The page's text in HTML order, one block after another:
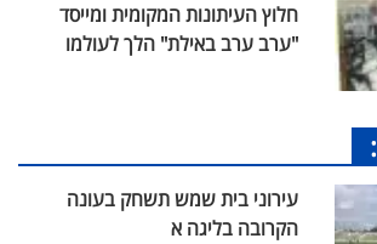
חלוץ העיתונות המקומית ומייסד
"ערב ערב באילת" הלך לעולמו
עירוני בית שמש תשחק בעונה
הקרובה בליגה א